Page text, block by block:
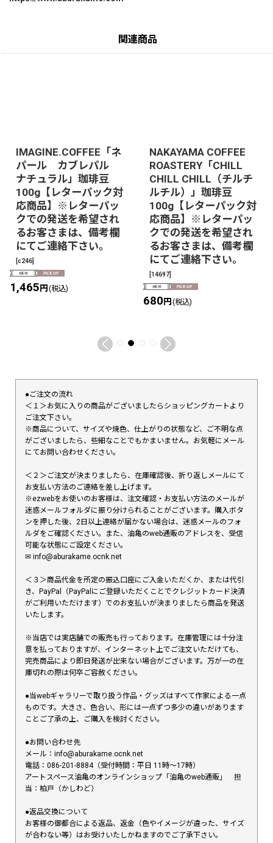
関連商品
IMAGINE.COFFEE「ネ
パール カブレパル
ナチュラル」珈琲豆
100g【レターパック対
応商品】※レターパッ
クでの発送を希望され
るお客さまは、備考欄
にてご連絡下さい。
[c246]
1,465円 (税込)
NAKAYAMA COFFEE
ROASTERY「CHILL
CHILL CHILL（チルチ
ルチル）」珈琲豆
100g【レターパック対
応商品】※レターパッ
クでの発送を希望され
るお客さまは、備考欄
にてご連絡下さい。
[14697]
680円 (税込)
●ご注文の流れ
＜１＞お気に入りの商品がございましたらショッピングカートより
ご注文下さい。
※商品について、サイズや焼色、仕上がりの状態など、ご不明な点
がございましたら、些細なことでもかまいません。お気軽にメール
にてお問い合わせください。
＜２＞ご注文が決まりましたら、在庫確認後、折り返しメールにて
お支払い方法のご連絡を差し上げます。
※ezwebをお使いのお客様は、注文確認・お支払い方法のメールが
迷惑メールフォルダに振り分けられることがございます。購入ボタ
ンを押した後、2日以上連絡が届かない場合は、迷惑メールのフォ
ルダをご確認ください。また、油亀のweb通販のアドレスを、受信
可能な状態にご設定ください。
✉︎ info@aburakame.ocnk.net
＜３＞商品代金を所定の振込口座にご入金いただくか、または代引
き、PayPal（PayPalにご登録いただくことでクレジットカード決済
がご利用いただけます）でのお支払いが決まりましたら商品を発送
いたします。
※当店では実店舗での販売も行っております。在庫管理には十分注
意を払っておりますが、インターネット上でご注文いただけても、
完売商品により即日発送が出来ない場合がございます。万が一の在
庫切れの際は何卒ご容赦ください。
●当webギャラリーで取り扱う作品・グッズはすべて作家による一点
ものです。大きさ、色合い、形には一点ずつ多少の違いがあります
ことご了承の上、ご購入を検討ください。
●お問い合わせ先
メール：info@aburakame.ocnk.net
電話：086-201-8884（受付時間：平日 11時〜17時）
アートスペース油亀のオンラインショップ「油亀のweb通販」 担
当：柏戸（かしわど）
●返品交換について
お客様の御都合による返品、返金（色やイメージが違った、サイズ
が合わない等）はお受けいたしかねますのでご了承下さい。